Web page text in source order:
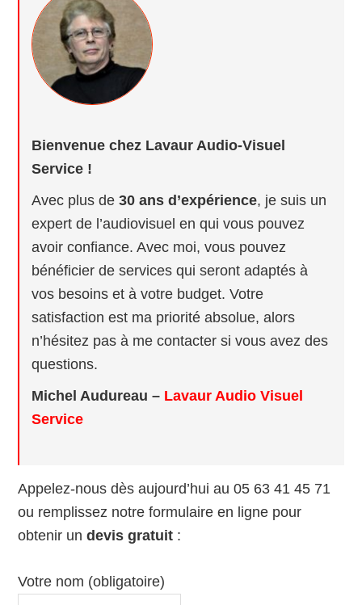
Bienvenue chez Lavaur Audio-Visuel
Service !
Avec plus de30 ans d’expérience, je suis un
expert de l’audiovisuel en qui vous pouvez
avoir confiance. Avec moi, vous pouvez
bénéficier de services qui seront adaptés à
vos besoins et à votre budget. Votre
satisfaction est ma priorité absolue, alors
n’hésitez pas à me contacter si vous avez des
questions.
Michel Audureau – Lavaur Audio Visuel
Service
Appelez-nous dès aujourd’hui au 05 63 41 45 71
ou remplissez notre formulaire en ligne pour
obtenir undevis gratuit :
Votre nom (obligatoire)